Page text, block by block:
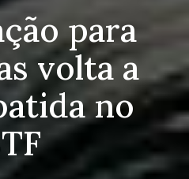
para
volta a
no